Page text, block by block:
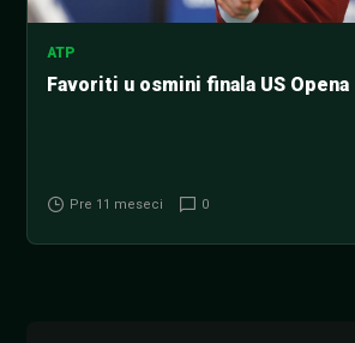
ATP
Favoriti u osmini finala US Opena
Pre 11 meseci 0